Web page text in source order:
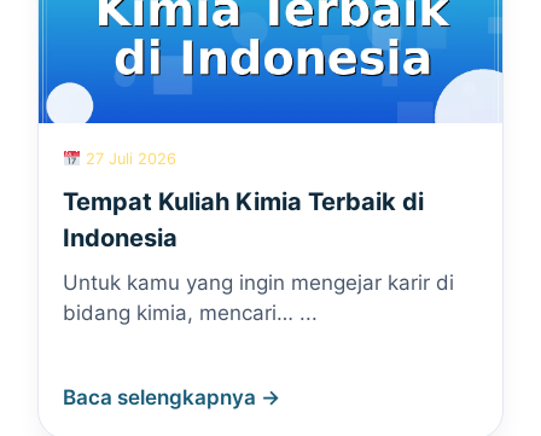
27 Juli 2026
Tempat Kuliah Kimia Terbaik di
Indonesia
Untuk kamu yang ingin mengejar karir di
bidang kimia, mencari… ...
Baca selengkapnya →